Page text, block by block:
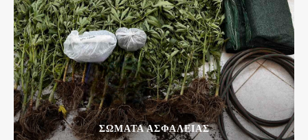
ΣΩΜΑΤΑ ΑΣΦΑΛΕΙΑΣ